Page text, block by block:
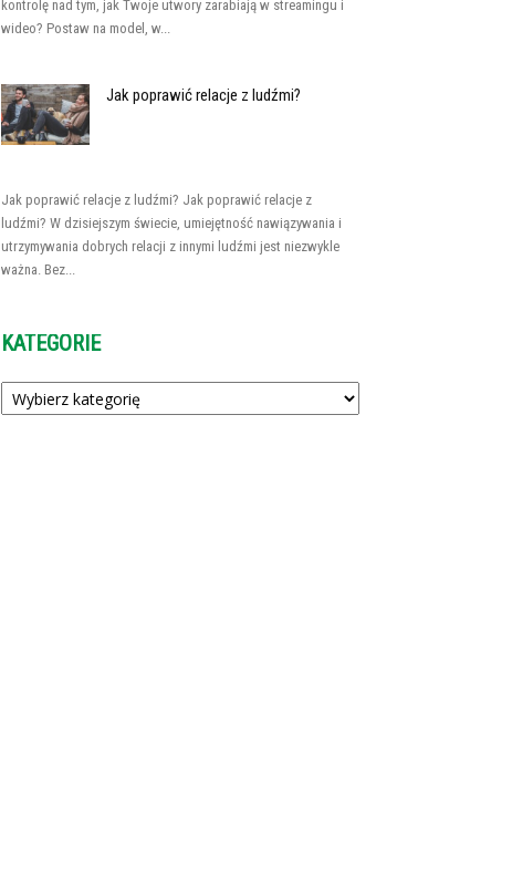
kontrolę nad tym, jak Twoje utwory zarabiają w streamingu i
wideo? Postaw na model, w...
Jak poprawić relacje z ludźmi?
Jak poprawić relacje z ludźmi? Jak poprawić relacje z
ludźmi? W dzisiejszym świecie, umiejętność nawiązywania i
utrzymywania dobrych relacji z innymi ludźmi jest niezwykle
ważna. Bez...
KATEGORIE
Kategorie